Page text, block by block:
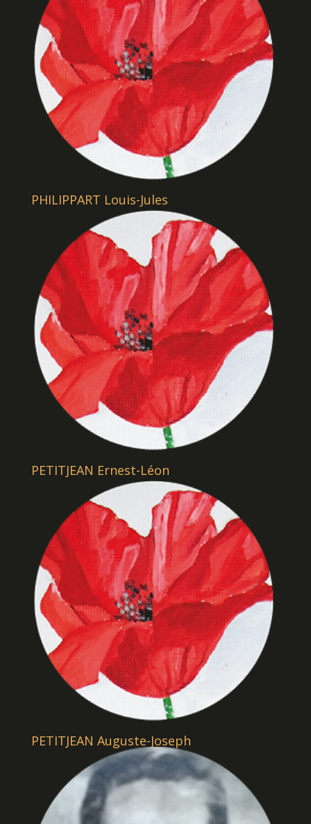
PHILIPPART Louis-Jules
PETITJEAN Ernest-Léon
PETITJEAN Auguste-Joseph